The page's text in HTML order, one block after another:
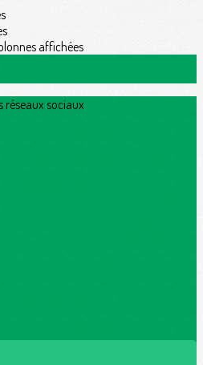
affichées
réseaux sociaux